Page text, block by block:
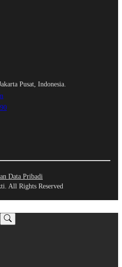
Pusat, Indonesia.
Data Pribadi
All Rights Reserved